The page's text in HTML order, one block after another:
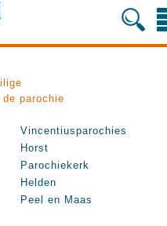
parochie
Vincentiusparochies
Horst
Parochiekerk
Helden
Peel en Maas